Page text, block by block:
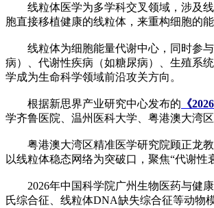
线粒体医学为多学科交叉领域，涉及线
胞直接移植健康的线粒体，来重构细胞的
线粒体为细胞能量代谢中心，同时参与
病）、代谢性疾病（如糖尿病）、生殖系
学成为生命科学领域前沿攻关方向。
根据新思界产业研究中心发布的 《
学齐鲁医院、温州医科大学、粤港澳大湾
粤港澳大湾区精准医学研究院顾正龙教
以线粒体稳态网络为突破口，聚焦“代谢
2026年中国科学院广州生物医药与健康
氏综合征、线粒体DNA缺失综合征等动物